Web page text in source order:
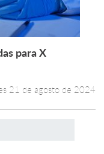
Leer más +
para X
21 de agosto de 2024